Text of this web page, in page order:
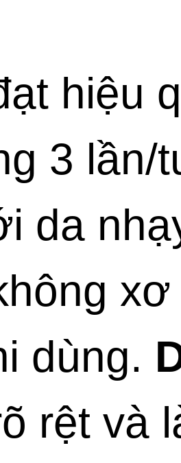
hiệu
3 lần/
da
dùng.
rệt và